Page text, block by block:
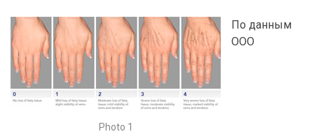
Photo 1
По данным
ООО